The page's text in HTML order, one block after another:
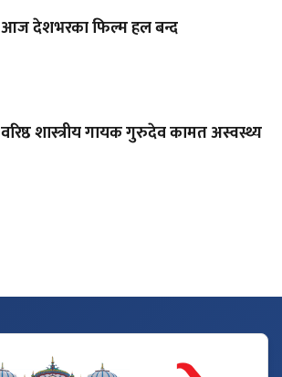
आज देशभरका फिल्म हल बन्द
वरिष्ठ शास्त्रीय गायक गुरुदेव कामत अस्वस्थ्य